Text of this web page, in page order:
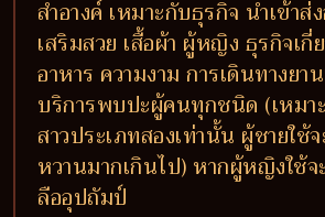
สำอางค์ เหมาะกับธุรกิจ นำเข้าส่
เสริมสวย เสื้อผ้า ผู้หญิง ธุรกิจเกี่
อาหาร ความงาม การเดินทางย
บริการพบปะผู้คนทุกชนิด (เหม
สาวประเภทสองเท่านั้น ผู้ชายใช้
หวานมากเกินไป) หากผู้หญิงใช้จ
ลืออุปถัมป์